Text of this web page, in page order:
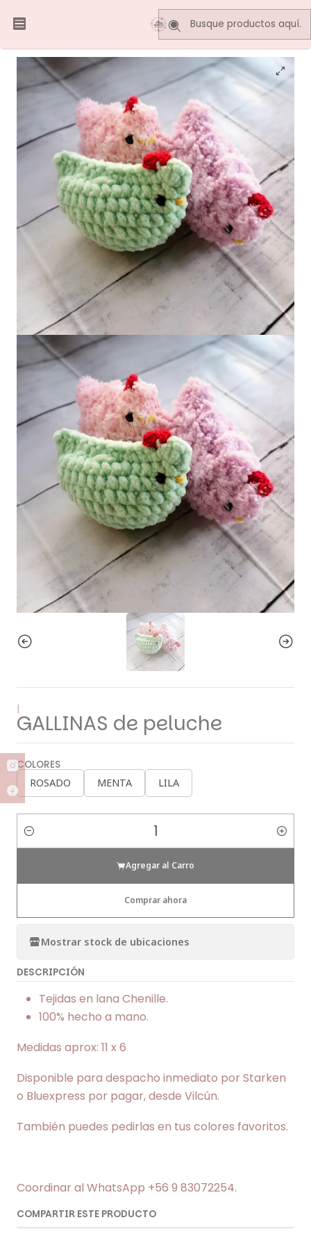
GALLINAS de peluche
|
GALLINAS de peluche
COLORES
ROSADO
MENTA LILA
Cantidad
Agregar al Carro
Comprar ahora
Mostrar stock de ubicaciones
DESCRIPCIÓN
Tejidas en lana Chenille.
100% hecho a mano.
Medidas aprox: 11 x 6
Disponible para despacho inmediato por Starken
o Bluexpress por pagar, desde Vilcún.
También puedes pedirlas en tus colores favoritos.
Coordinar al WhatsApp +56 9 83072254.
COMPARTIR ESTE PRODUCTO